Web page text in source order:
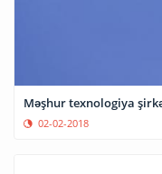
Məşhur texnologiya
02-02-2018